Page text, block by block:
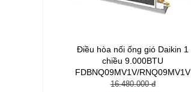
Điều hòa nối ống gió Daikin 1
chiều 9.000BTU
FDBNQ09MV1V/RNQ09MV1V
16.480.000 đ